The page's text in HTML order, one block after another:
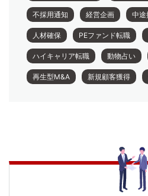
不採用通知 経営企画 中途
人材確保 PEファンド転職
ハイキャリア転職 動物占い
再生型M&A 新規顧客獲得